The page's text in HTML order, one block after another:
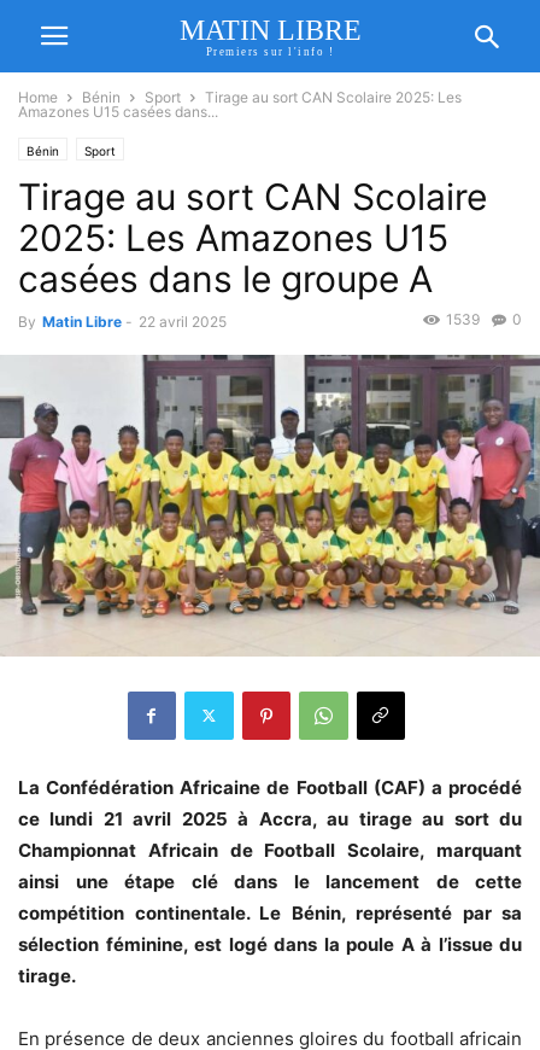
MATIN LIBRE
Premiers sur l'info !
Home Bénin Sport
Tirage au sort CAN Scolaire 2025: Les
Amazones U15 casées dans...
Bénin Sport
Tirage au sort CAN Scolaire
2025: Les Amazones U15
casées dans le groupe A
By Matin Libre - 22 avril 2025 0
1539
La Confédération Africaine de Football (CAF) a procédé
ce lundi 21 avril 2025 à Accra, au tirage au sort du
Championnat Africain de Football Scolaire, marquant
ainsi une étape clé dans le lancement de cette
compétition continentale. Le Bénin, représenté par sa
sélection féminine, est logé dans la poule A à l’issue du
tirage.
En présence de deux anciennes gloires du football africain